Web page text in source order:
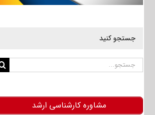
جستجو کنید
جستجو
مشاوره کارشناسی ارشد